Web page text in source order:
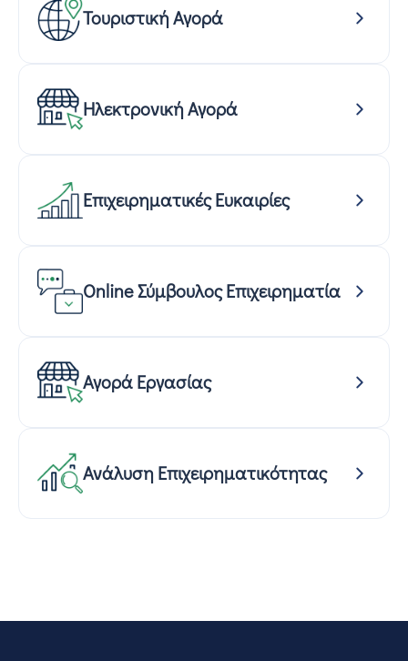
Τουριστική Αγορά
Ηλεκτρονική Αγορά
Επιχειρηματικές Ευκαιρίες
Online Σύμβουλος Επιχειρηματία
Αγορά Εργασίας
Ανάλυση Επιχειρηματικότητας